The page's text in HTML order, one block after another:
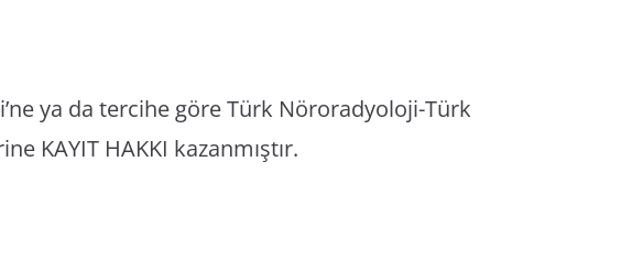
ya da tercihe göre Türk Nöroradyoloji-Türk
KAYIT HAKKI kazanmıştır.